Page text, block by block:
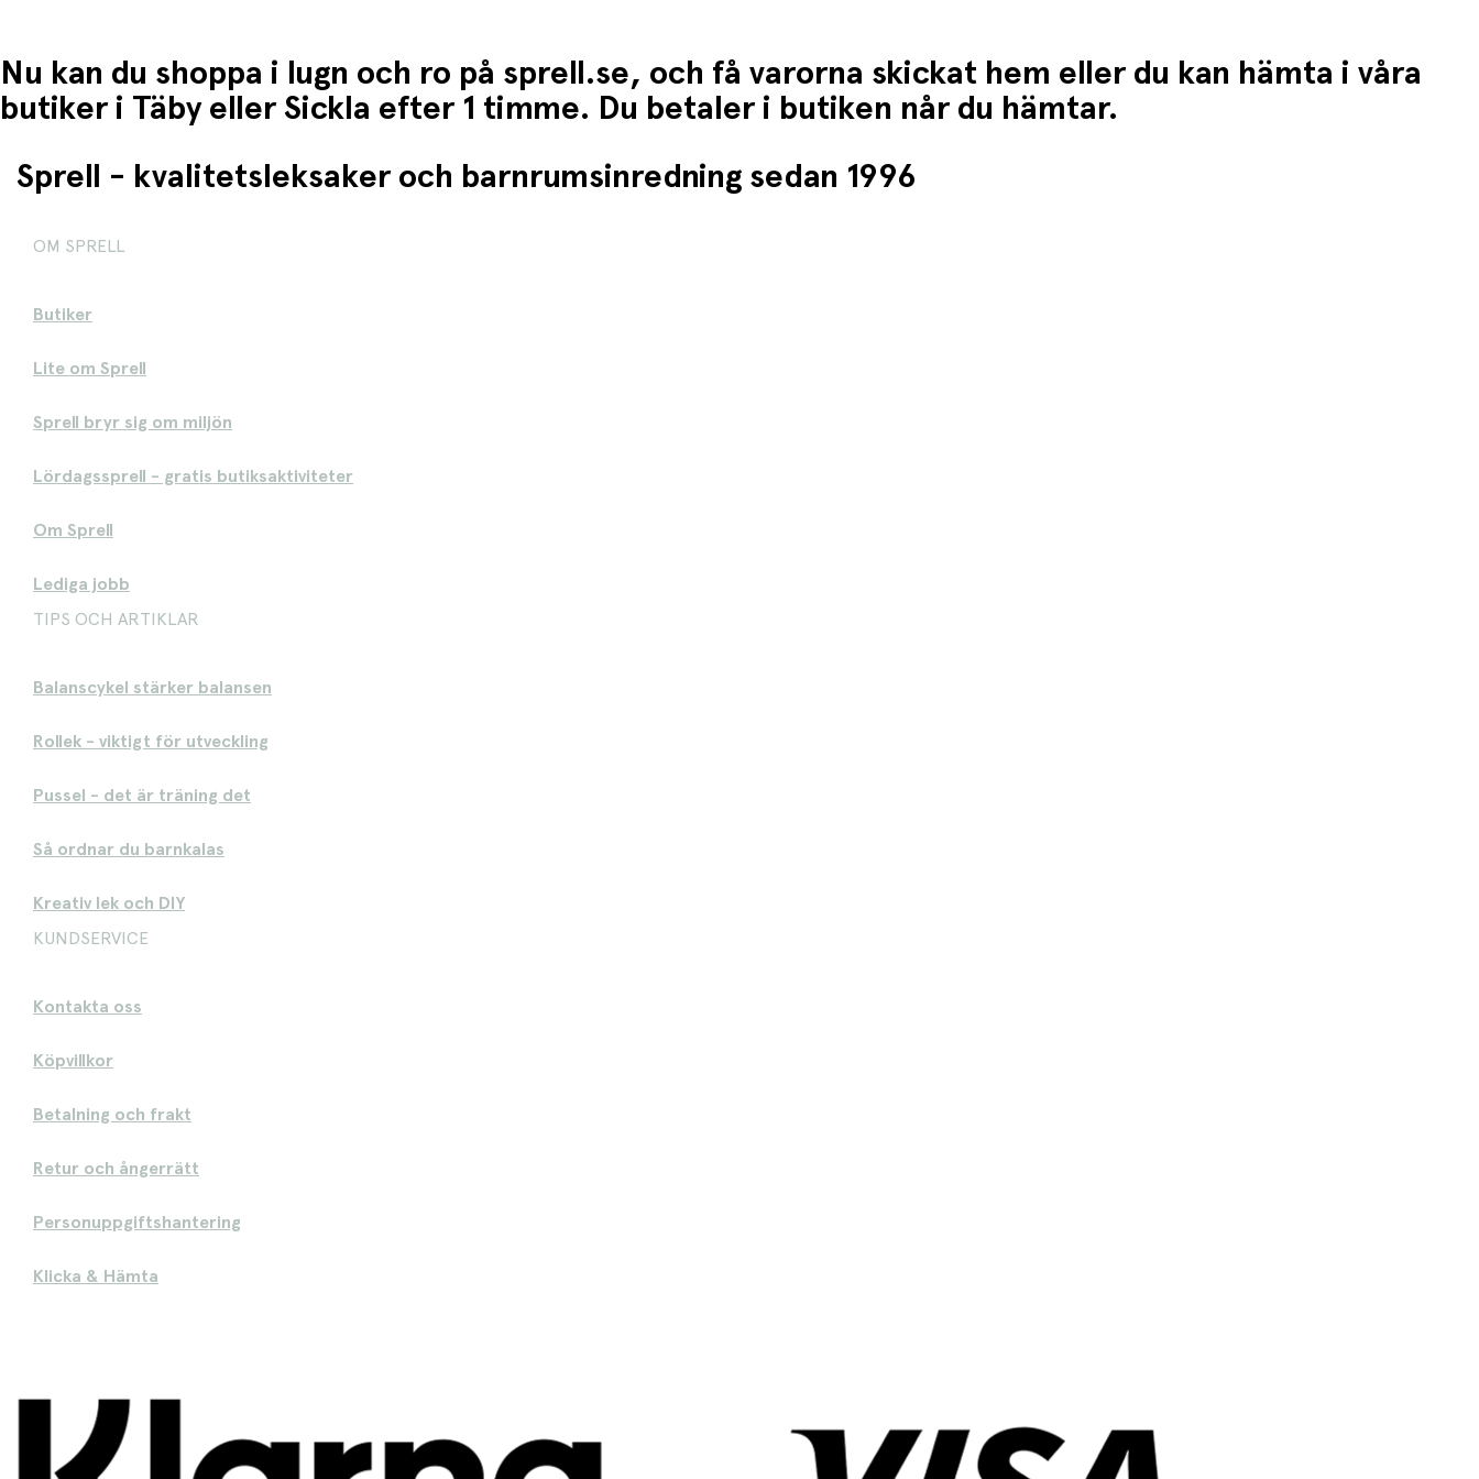
Nu kan du shoppa i lugn och ro på sprell.se, och få varorna skickat hem eller du kan hämta i våra
butiker i Täby eller Sickla efter 1 timme. Du betaler i butiken når du hämtar.
Sprell - kvalitetsleksaker och barnrumsinredning sedan 1996
OM SPRELL
Butiker
Lite om Sprell
Sprell bryr sig om miljön
Lördagssprell - gratis butiksaktiviteter
Om Sprell
Lediga jobb
TIPS OCH ARTIKLAR
Balanscykel stärker balansen
Rollek - viktigt för utveckling
Pussel - det är träning det
Så ordnar du barnkalas
Kreativ lek och DIY
KUNDSERVICE
Kontakta oss
Köpvillkor
Betalning och frakt
Retur och ångerrätt
Personuppgiftshantering
Klicka & Hämta